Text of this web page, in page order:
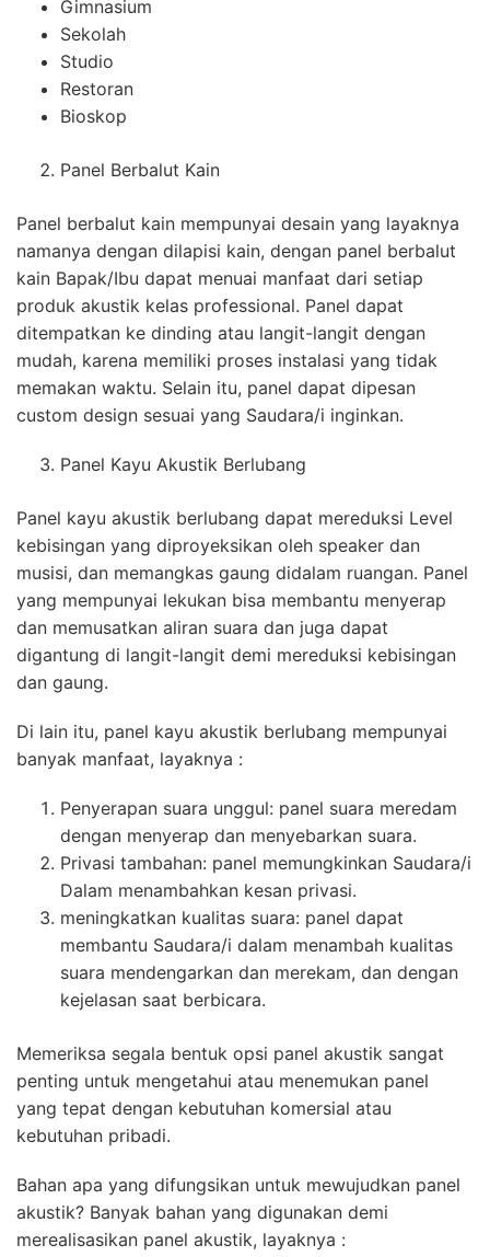
Gimnasium
Sekolah
Studio
Restoran
Bioskop
Panel Berbalut Kain
Panel berbalut kain mempunyai desain yang layaknya
namanya dengan dilapisi kain, dengan panel berbalut
kain Bapak/Ibu dapat menuai manfaat dari setiap
produk akustik kelas professional. Panel dapat
ditempatkan ke dinding atau langit-langit dengan
mudah, karena memiliki proses instalasi yang tidak
memakan waktu. Selain itu, panel dapat dipesan
custom design sesuai yang Saudara/i inginkan.
Panel Kayu Akustik Berlubang
Panel kayu akustik berlubang dapat mereduksi Level
kebisingan yang diproyeksikan oleh speaker dan
musisi, dan memangkas gaung didalam ruangan. Panel
yang mempunyai lekukan bisa membantu menyerap
dan memusatkan aliran suara dan juga dapat
digantung di langit-langit demi mereduksi kebisingan
dan gaung.
Di lain itu, panel kayu akustik berlubang mempunyai
banyak manfaat, layaknya :
Penyerapan suara unggul: panel suara meredam
dengan menyerap dan menyebarkan suara.
Privasi tambahan: panel memungkinkan Saudara/i
Dalam menambahkan kesan privasi.
meningkatkan kualitas suara: panel dapat
membantu Saudara/i dalam menambah kualitas
suara mendengarkan dan merekam, dan dengan
kejelasan saat berbicara.
Memeriksa segala bentuk opsi panel akustik sangat
penting untuk mengetahui atau menemukan panel
yang tepat dengan kebutuhan komersial atau
kebutuhan pribadi.
Bahan apa yang difungsikan untuk mewujudkan panel
akustik? Banyak bahan yang digunakan demi
merealisasikan panel akustik, layaknya :